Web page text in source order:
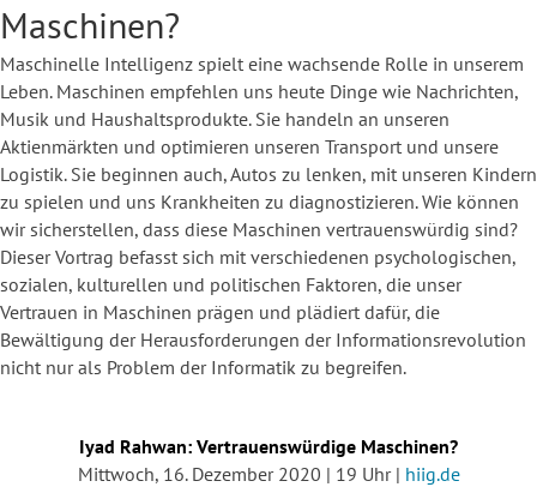
Maschinen?
Maschinelle Intelligenz spielt eine wachsende Rolle in unserem
Leben. Maschinen empfehlen uns heute Dinge wie Nachrichten,
Musik und Haushaltsprodukte. Sie handeln an unseren
Aktienmärkten und optimieren unseren Transport und unsere
Logistik. Sie beginnen auch, Autos zu lenken, mit unseren Kindern
zu spielen und uns Krankheiten zu diagnostizieren. Wie können
wir sicherstellen, dass diese Maschinen vertrauenswürdig sind?
Dieser Vortrag befasst sich mit verschiedenen psychologischen,
sozialen, kulturellen und politischen Faktoren, die unser
Vertrauen in Maschinen prägen und plädiert dafür, die
Bewältigung der Herausforderungen der Informationsrevolution
nicht nur als Problem der Informatik zu begreifen.
Iyad Rahwan: Vertrauenswürdige Maschinen?
Mittwoch, 16. Dezember 2020 | 19 Uhr | hiig.de